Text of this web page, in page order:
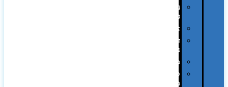
עטי
פלסטיק
אוזניות
זכרונות
ניידים
מפצלים
סביבת
מחשב